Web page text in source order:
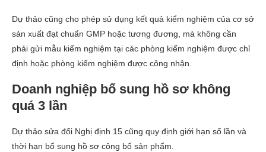
Dự thảo cũng cho phép sử dụng kết quả kiểm nghiệm của cơ sở
sản xuất đạt chuẩn GMP hoặc tương đương, mà không cần
phải gửi mẫu kiểm nghiệm tại các phòng kiểm nghiệm được chỉ
định hoặc phòng kiểm nghiệm được công nhận.
Doanh nghiệp bổ sung hồ sơ không
quá 3 lần
Dự thảo sửa đổi Nghị định 15 cũng quy định giới hạn số lần và
thời hạn bổ sung hồ sơ công bố sản phẩm.